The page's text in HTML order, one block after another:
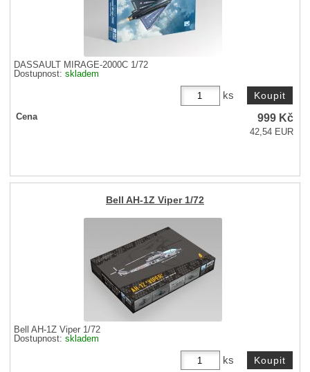
DASSAULT MIRAGE-2000C 1/72
Dostupnost:skladem
ks
Cena 999 Kč
42,54 EUR
Bell AH-1Z Viper 1/72
Bell AH-1Z Viper 1/72
Dostupnost:skladem
ks